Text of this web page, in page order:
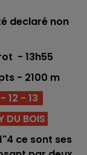
declaré non
- 13h55
ts - 2100 m
12 - 13
BOIS
ce sont ses